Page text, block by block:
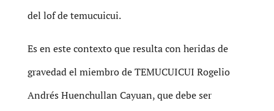
del lof de temucuicui.
Es en este contexto que resulta con heridas de
gravedad el miembro de TEMUCUICUI Rogelio
Andrés Huenchullan Cayuan, que debe ser